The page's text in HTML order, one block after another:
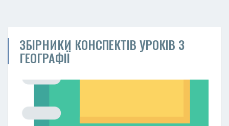
ЗБІРНИКИ КОНСПЕКТІВ УРОКІВ З
ГЕОГРАФІЇ